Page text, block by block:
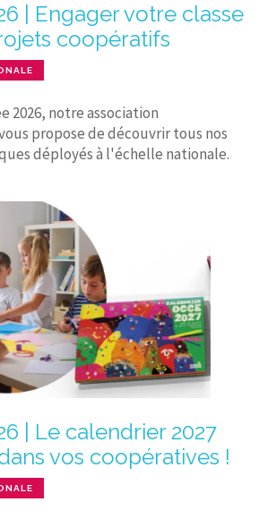
| Engager votre classe
coopératifs
2026, notre association
propose de découvrir tous nos
déployés à l'échelle nationale.
| Le calendrier 2027
vos coopératives !